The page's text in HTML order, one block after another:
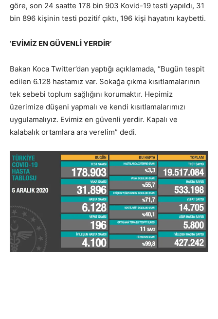
göre, son 24 saatte 178 bin 903 Kovid-19 testi yapıldı, 31
bin 896 kişinin testi pozitif çıktı, 196 kişi hayatını kaybetti.
‘EVİMİZ EN GÜVENLİ YERDİR’
Bakan Koca Twitter’dan yaptığı açıklamada, “Bugün tespit
edilen 6.128 hastamız var. Sokağa çıkma kısıtlamalarının
tek sebebi toplum sağlığını korumaktır. Hepimiz
üzerimize düşeni yapmalı ve kendi kısıtlamalarımızı
uygulamalıyız. Evimiz en güvenli yerdir. Kapalı ve
kalabalık ortamlara ara verelim” dedi.